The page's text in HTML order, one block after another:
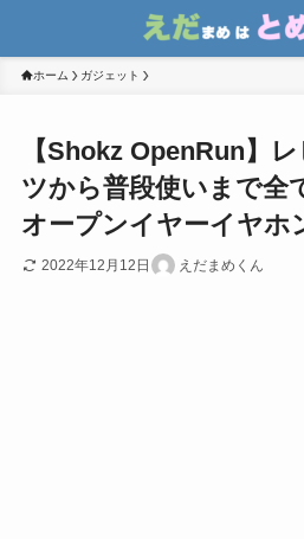
ホーム ガジェット
【Shokz OpenRun】
ツから普段使いまで全
オープンイヤーイヤホ
2022年12月12日 えだまめくん